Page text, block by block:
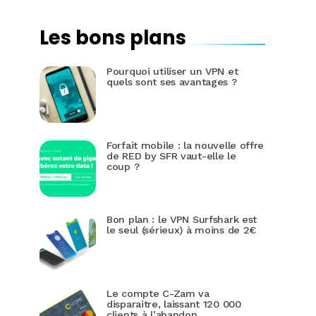
Les bons plans
Pourquoi utiliser un VPN et
quels sont ses avantages ?
Forfait mobile : la nouvelle offre
de RED by SFR vaut-elle le
coup ?
Bon plan : le VPN Surfshark est
le seul (sérieux) à moins de 2€
Le compte C-Zam va
disparaitre, laissant 120 000